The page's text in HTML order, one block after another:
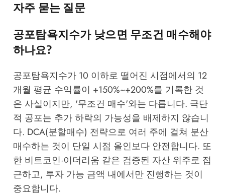
자주 묻는 질문
공포탐욕지수가 낮으면 무조건 매수해야
하나요?
공포탐욕지수가 10 이하로 떨어진 시점에서의 12
개월 평균 수익률이 +150%~+200%를 기록한 것
은 사실이지만, '무조건 매수'와는 다릅니다. 극단
적 공포는 추가 하락의 가능성을 배제하지 않습니
다. DCA(분할매수) 전략으로 여러 주에 걸쳐 분산
매수하는 것이 단일 시점 올인보다 안전합니다. 또
한 비트코인·이더리움 같은 검증된 자산 위주로 접
근하고, 투자 가능 금액 내에서만 진행하는 것이
중요합니다.